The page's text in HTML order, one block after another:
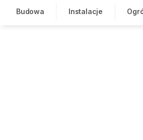
Budowa Instalacje